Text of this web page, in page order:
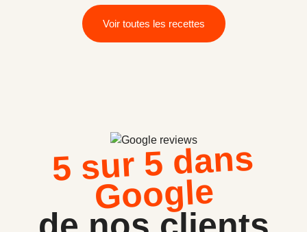
Voir toutes les recettes
5 sur 5 dans
Google